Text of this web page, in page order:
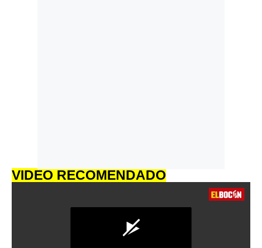
VIDEO RECOMENDADO